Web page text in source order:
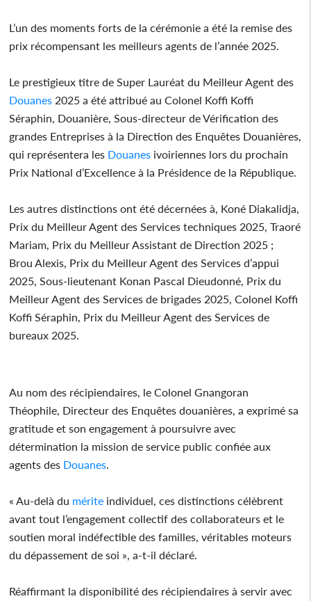
L’un des moments forts de la cérémonie a été la remise des
prix récompensant les meilleurs agents de l’année 2025.
Le prestigieux titre de Super Lauréat du Meilleur Agent des
Douanes 2025 a été attribué au Colonel Koffi Koffi
Séraphin, Douanière, Sous-directeur de Vérification des
grandes Entreprises à la Direction des Enquêtes Douanières,
qui représentera les Douanes ivoiriennes lors du prochain
Prix National d’Excellence à la Présidence de la République.
Les autres distinctions ont été décernées à, Koné Diakalidja,
Prix du Meilleur Agent des Services techniques 2025, Traoré
Mariam, Prix du Meilleur Assistant de Direction 2025 ;
Brou Alexis, Prix du Meilleur Agent des Services d’appui
2025, Sous-lieutenant Konan Pascal Dieudonné, Prix du
Meilleur Agent des Services de brigades 2025, Colonel Koffi
Koffi Séraphin, Prix du Meilleur Agent des Services de
bureaux 2025.
Au nom des récipiendaires, le Colonel Gnangoran
Théophile, Directeur des Enquêtes douanières, a exprimé sa
gratitude et son engagement à poursuivre avec
détermination la mission de service public confiée aux
agents des Douanes
« Au-delà du mérite individuel, ces distinctions célèbrent
avant tout l’engagement collectif des collaborateurs et le
soutien moral indéfectible des familles, véritables moteurs
du dépassement de soi », a-t-il déclaré.
Réaffirmant la disponibilité des récipiendaires à servir avec